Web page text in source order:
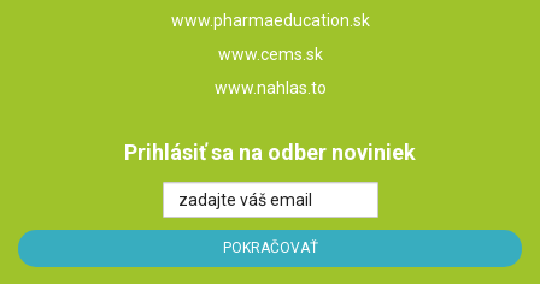
www.pharmaeducation.sk
www.cems.sk
www.nahlas.to
Prihlásiť sa na odber noviniek